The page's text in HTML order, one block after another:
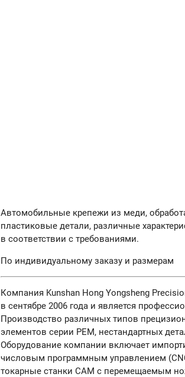
Автомобильные крепежи из меди,
пластиковые детали, различные
в соответствии с требованиями.
По индивидуальному заказу и размерам
Компания Kunshan Hong Yongsheng
в сентябре 2006 года и является
Производство различных типов
элементов серии PEM, нестандартных
Оборудование компании включает
числовым программным управлением
токарные станки CAM с перемещаемым